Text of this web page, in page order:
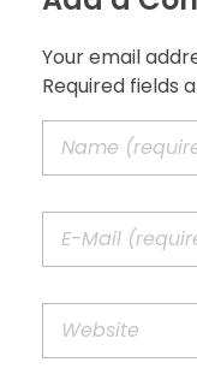
Your email
Required fields